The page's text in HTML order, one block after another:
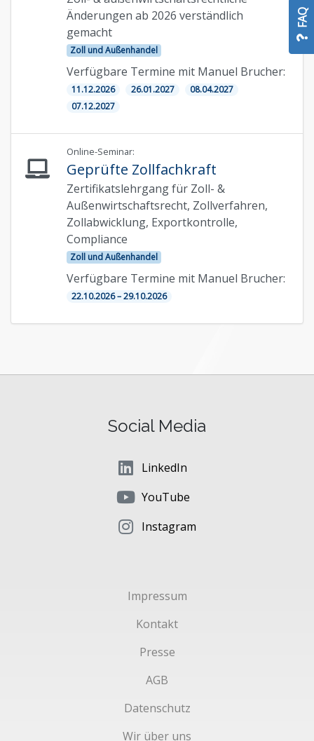
Änderungen ab 2026 verständlich
gemacht
Zoll und Außenhandel
Verfügbare Termine mit Manuel Brucher:
11.12.2026 26.01.2027
08.04.2027
07.12.2027
Online-Seminar:
Geprüfte Zollfachkraft
Zertifikatslehrgang für Zoll- &
Außenwirtschaftsrecht, Zollverfahren,
Zollabwicklung, Exportkontrolle,
Compliance
Zoll und Außenhandel
Verfügbare Termine mit Manuel Brucher:
22.10.2026 – 29.10.2026
Social Media
LinkedIn
YouTube
Instagram
Impressum
Kontakt
Presse
AGB
Datenschutz
Wir über uns
FAQ